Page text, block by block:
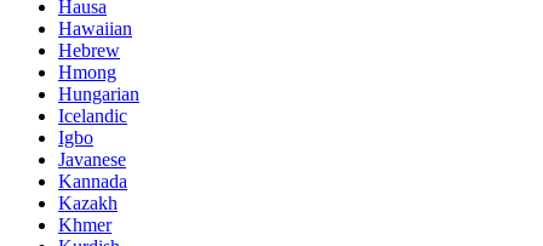
Hausa
Hawaiian
Hebrew
Hmong
Hungarian
Icelandic
Igbo
Javanese
Kannada
Kazakh
Khmer